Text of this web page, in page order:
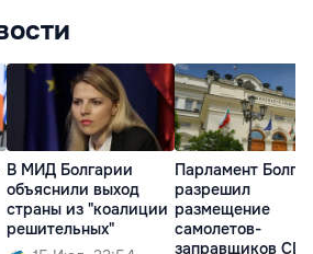
В МИД Болгарии
объяснили выход
страны из "коалиции
решительных"
Парламент
разрешил
размещение
самолетов-
заправщиков